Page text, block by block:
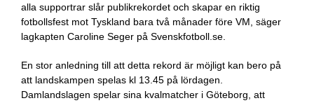
alla supportrar slår publikrekordet och skapar en riktig
fotbollsfest mot Tyskland bara två månader före VM, säger
lagkapten Caroline Seger på Svenskfotboll.se.
En stor anledning till att detta rekord är möjligt kan bero på
att landskampen spelas kl 13.45 på lördagen.
Damlandslagen spelar sina kvalmatcher i Göteborg, att